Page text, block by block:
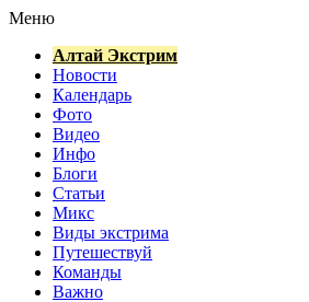
Меню
Алтай Экстрим
Новости
Календарь
Фото
Видео
Инфо
Блоги
Статьи
Микс
Виды экстрима
Путешествуй
Команды
Важно